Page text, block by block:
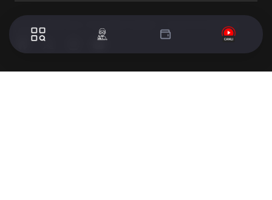
© 2024 WorldTurk. Tüm Hakları Saklıdır. - Tasarım & Geliştirme :
Volion's